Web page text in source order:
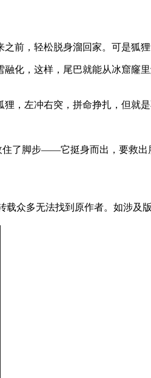
，轻松脱身溜回家。可是狐狸
，这样，尾巴就能从冰窟窿里
左冲右突，拼命挣扎，但就是
脚步——它挺身而出，要救出
多无法找到原作者。如涉及版